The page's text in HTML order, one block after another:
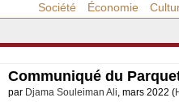
Société Économie
Communiqué du
par Djama Souleiman Ali, mars 2022 (